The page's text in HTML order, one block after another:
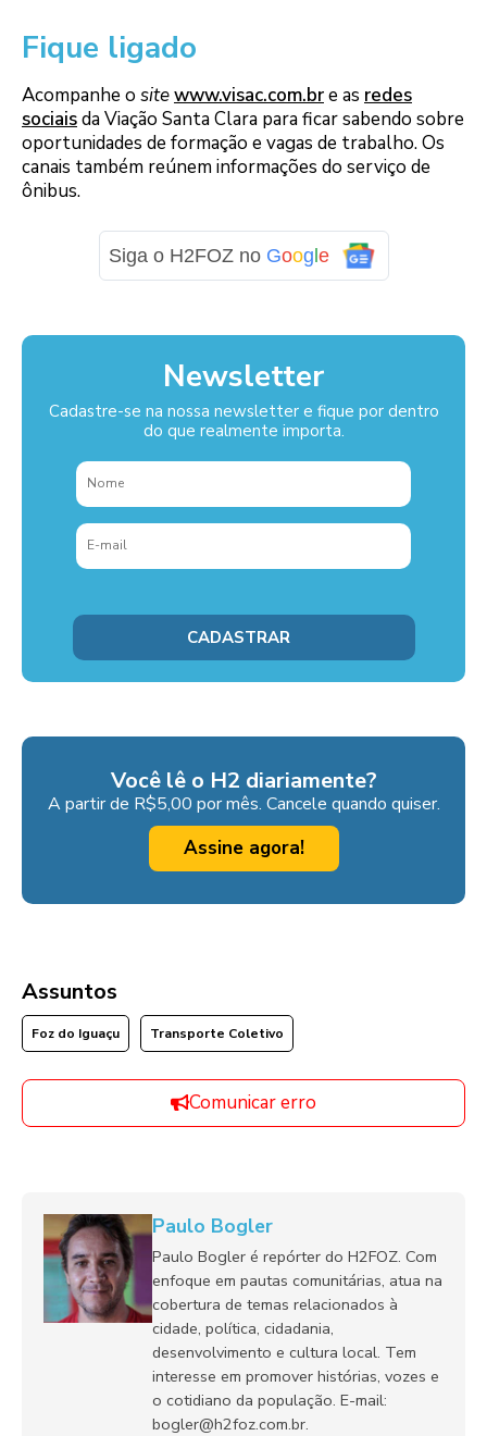
Fique ligado
Acompanhe o sitewww.visac.com.bre as redes
sociaisda Viação Santa Clara para ficar sabendo sobre
oportunidades de formação e vagas de trabalho. Os
canais também reúnem informações do serviço de
ônibus.
Siga o H2FOZ no Goog e
Newsletter
Cadastre-se na nossa newsletter e fique por dentro
do que realmente importa.
Você lê o H2 diariamente?
A partir de R$5,00 por mês. Cancele quando quiser.
Assine agora!
Assuntos
Foz do Iguaçu Transporte Coletivo
Comunicar erro
Paulo Bogler
Paulo Bogler é repórter do H2FOZ. Com
enfoque em pautas comunitárias, atua na
cobertura de temas relacionados à
cidade, política, cidadania,
desenvolvimento e cultura local. Tem
interesse em promover histórias, vozes e
o cotidiano da população. E-mail:
bogler@h2foz.com.br.